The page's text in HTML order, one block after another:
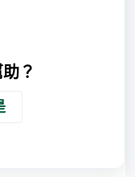
？